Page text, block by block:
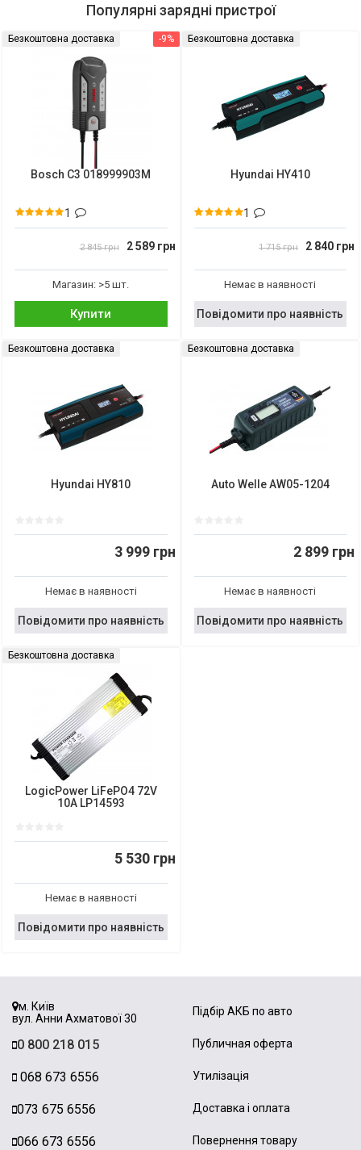
Популярні зарядні пристрої
-9%
Безкоштовна доставка
Bosch C3 018999903M
1
2 845 грн 2 589 грн
Магазин: >5 шт.
Купити
Безкоштовна доставка
Hyundai HY410
1
1 715 грн 2 840 грн
Немає в наявності
Повідомити про наявність
Безкоштовна доставка
Hyundai HY810
3 999 грн
Немає в наявності
Повідомити про наявність
Безкоштовна доставка
Auto Welle AW05-1204
2 899 грн
Немає в наявності
Повідомити про наявність
Безкоштовна доставка
LogicPower LiFePO4 72V
10A LP14593
5 530 грн
Немає в наявності
Повідомити про наявність
м. Київ
вул. Анни Ахматової 30
0 800 218 015
068 673 6556
073 675 6556
066 673 6556
Підбір АКБ по авто
Публичная оферта
Утилізація
Доставка і оплата
Повернення товару